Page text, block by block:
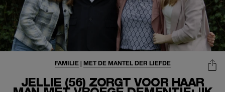
JELLIE (56) ZORGT VOOR HAAR
FAMILIE| MET DE MANTEL DER LIEFDE